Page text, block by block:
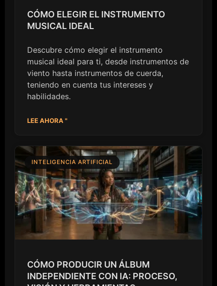
CÓMO ELEGIR EL INSTRUMENTO
MUSICAL IDEAL
Descubre cómo elegir el instrumento
musical ideal para ti, desde instrumentos de
viento hasta instrumentos de cuerda,
teniendo en cuenta tus intereses y
habilidades.
LEE AHORA "
INTELIGENCIA ARTIFICIAL
CÓMO PRODUCIR UN ÁLBUM
INDEPENDIENTE CON IA: PROCESO,